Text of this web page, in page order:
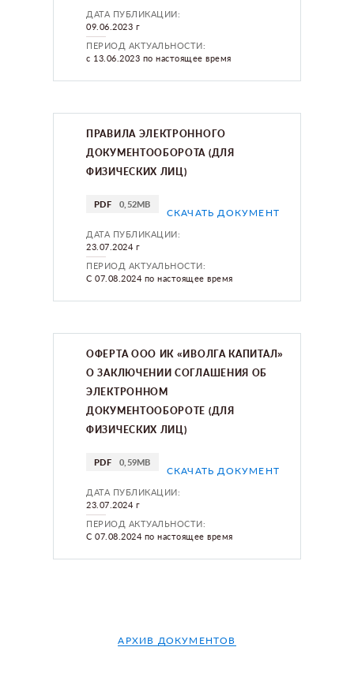
ДАТА ПУБЛИКАЦИИ:
09.06.2023 г
ПЕРИОД АКТУАЛЬНОСТИ:
с 13.06.2023 по настоящее время
ПРАВИЛА ЭЛЕКТРОННОГО
ДОКУМЕНТООБОРОТА (ДЛЯ
ФИЗИЧЕСКИХ ЛИЦ)
СКАЧАТЬ ДОКУМЕНТ
PDF 0,52MB
ДАТА ПУБЛИКАЦИИ:
23.07.2024 г
ПЕРИОД АКТУАЛЬНОСТИ:
С 07.08.2024 по настоящее время
ОФЕРТА ООО ИК «ИВОЛГА КАПИТАЛ»
О ЗАКЛЮЧЕНИИ СОГЛАШЕНИЯ ОБ
ЭЛЕКТРОННОМ
ДОКУМЕНТООБОРОТЕ (ДЛЯ
ФИЗИЧЕСКИХ ЛИЦ)
СКАЧАТЬ ДОКУМЕНТ
PDF 0,59MB
ДАТА ПУБЛИКАЦИИ:
23.07.2024 г
ПЕРИОД АКТУАЛЬНОСТИ:
С 07.08.2024 по настоящее время
АРХИВ ДОКУМЕНТОВ